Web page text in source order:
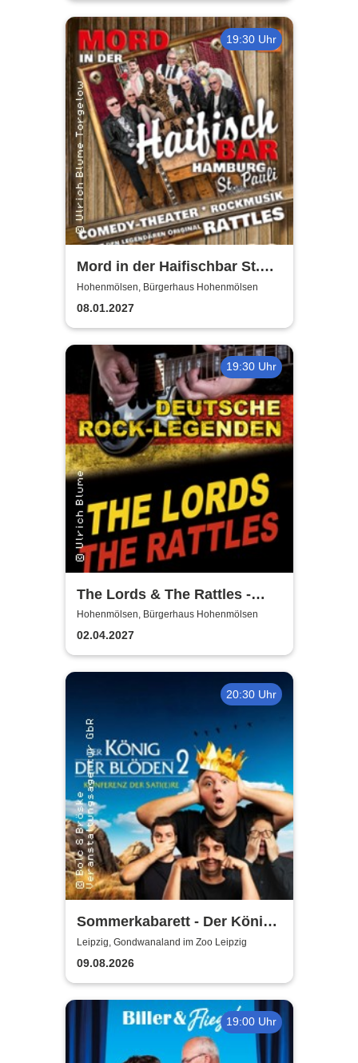
19:30 Uhr
Mord in der Haifischbar St.
Pauli - Theater IK's & The
Rattles - Theater & Musik
Hohenmölsen, Bürgerhaus Hohenmölsen
08.01.2027
19:30 Uhr
The Lords & The Rattles -
Deutsche Rocklegenden
Hohenmölsen, Bürgerhaus Hohenmölsen
02.04.2027
20:30 Uhr
Sommerkabarett - Der König
der Blöden 2 | Central
Kabarett Leipzig
Leipzig, Gondwanaland im Zoo Leipzig
09.08.2026
19:00 Uhr